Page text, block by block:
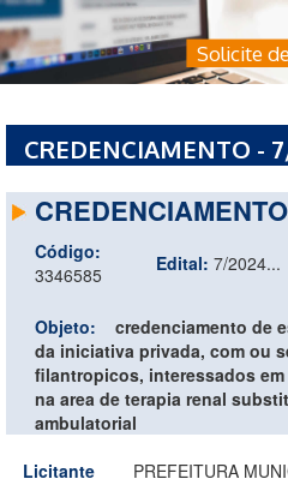
Solicite
CREDENCIAMENTO -
CREDENCIAMENTO
Código:
3346585
Edital: 7/2024...
Objeto:
credenciamento de
da iniciativa privada, com ou
filantropicos, interessados
na area de terapia renal
ambulatorial
Licitante
PREFEITURA